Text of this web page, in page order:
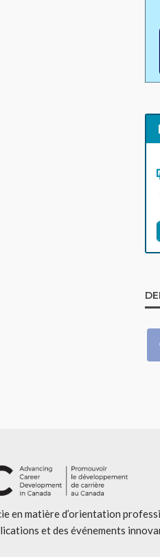
en matière d’orientation
et des événements